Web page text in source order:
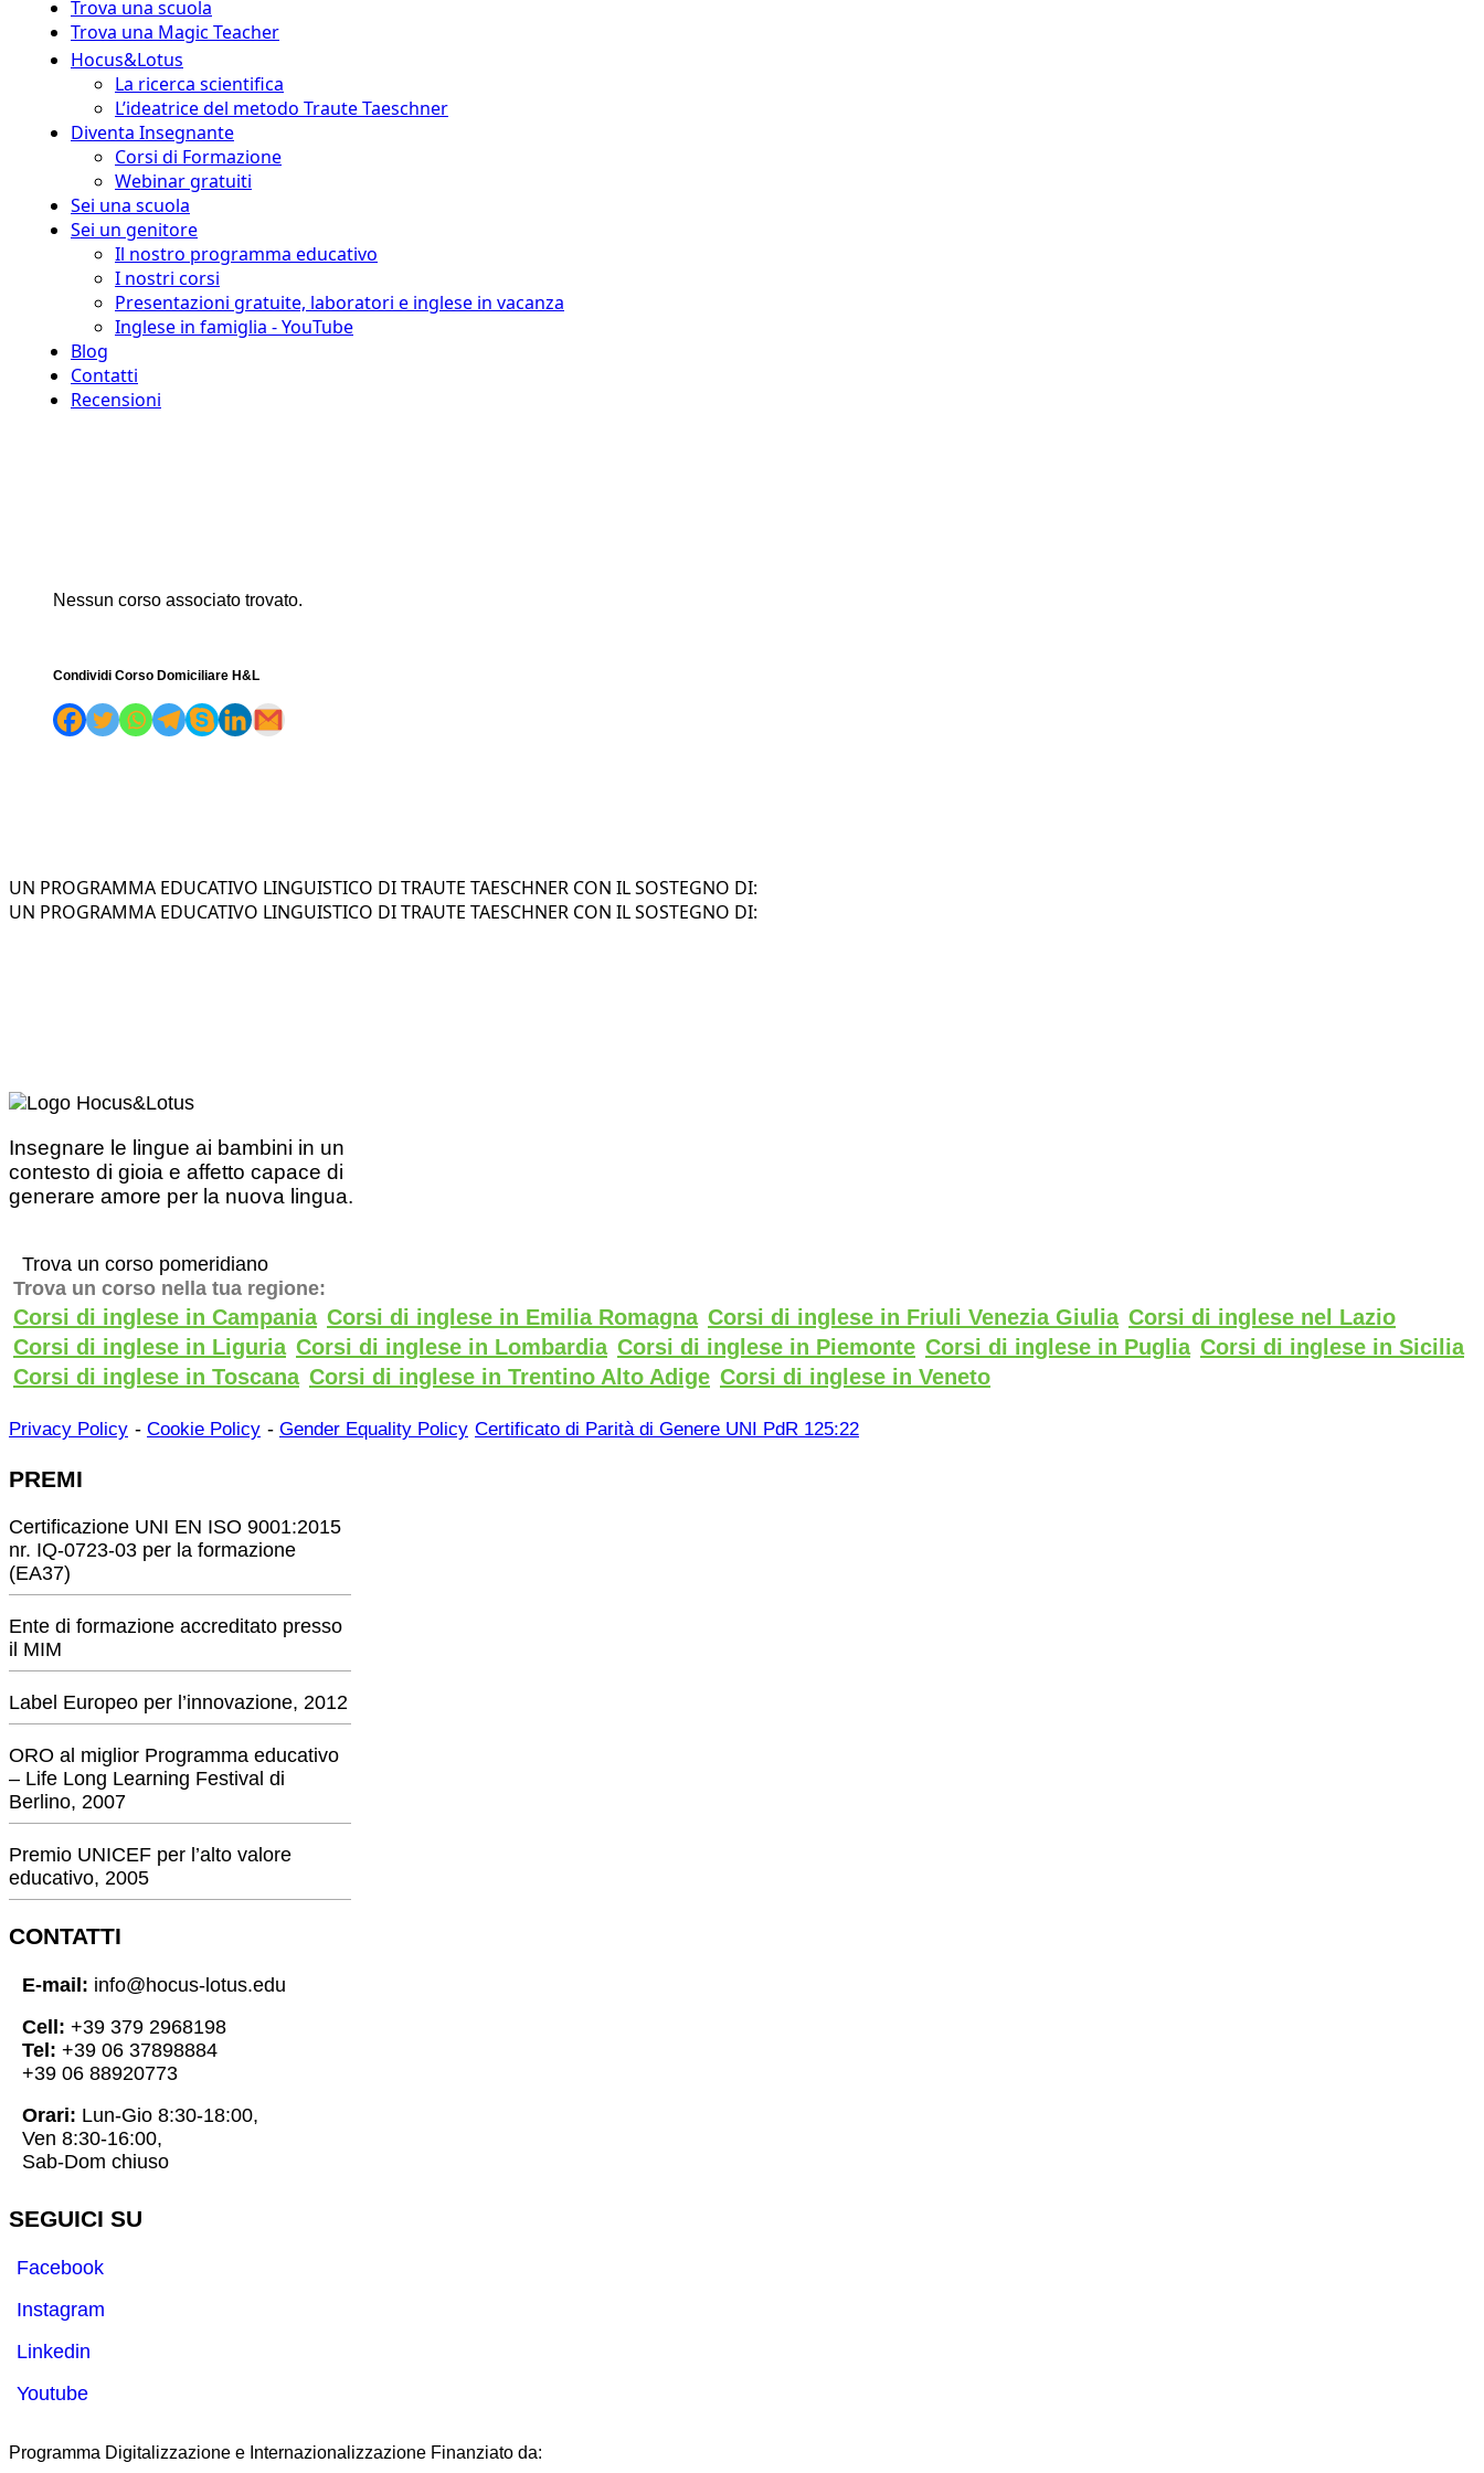
Trova una scuola
Trova una Magic Teacher
Hocus&Lotus
La ricerca scientifica
L’ideatrice del metodo Traute Taeschner
Diventa Insegnante
Corsi di Formazione
Webinar gratuiti
Sei una scuola
Sei un genitore
Il nostro programma educativo
I nostri corsi
Presentazioni gratuite, laboratori e inglese in vacanza
Inglese in famiglia - YouTube
Blog
Contatti
Recensioni
Nessun corso associato trovato.
Condividi Corso Domiciliare H&L
UN PROGRAMMA EDUCATIVO LINGUISTICO DI TRAUTE TAESCHNER CON IL SOSTEGNO DI:
UN PROGRAMMA EDUCATIVO LINGUISTICO DI TRAUTE TAESCHNER CON IL SOSTEGNO DI:
Insegnare le lingue ai bambini in un
contesto di gioia e affetto capace di
generare amore per la nuova lingua.
Trova un corso pomeridiano
Trova un corso nella tua regione:
Corsi di inglese in Campania Corsi di inglese in Emilia Romagna Corsi di inglese in Friuli Venezia Giulia Corsi di inglese nel Lazio
Corsi di inglese in Liguria Corsi di inglese in Lombardia Corsi di inglese in Piemonte Corsi di inglese in Puglia Corsi di inglese in Sicilia
Corsi di inglese in Toscana Corsi di inglese in Trentino Alto Adige Corsi di inglese in Veneto
Privacy Policy - Cookie Policy - Gender Equality Policy Certificato di Parità di Genere UNI PdR 125:22
PREMI
Certificazione UNI EN ISO 9001:2015
nr. IQ-0723-03 per la formazione
(EA37)
Ente di formazione accreditato presso
il MIM
Label Europeo per l’innovazione, 2012
ORO al miglior Programma educativo
– Life Long Learning Festival di
Berlino, 2007
Premio UNICEF per l’alto valore
educativo, 2005
CONTATTI
E-mail: info@hocus-lotus.edu
Cell: +39 379 2968198
Tel: +39 06 37898884
+39 06 88920773
Orari: Lun-Gio 8:30-18:00,
Ven 8:30-16:00,
Sab-Dom chiuso
SEGUICI SU
Facebook
Instagram
Linkedin
Youtube
Programma Digitalizzazione e Internazionalizzazione Finanziato da: